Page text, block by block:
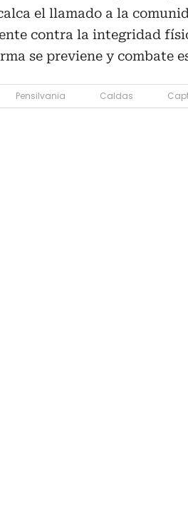
el llamado a la
contra la integridad
se previene y combate
Pensilvania Caldas